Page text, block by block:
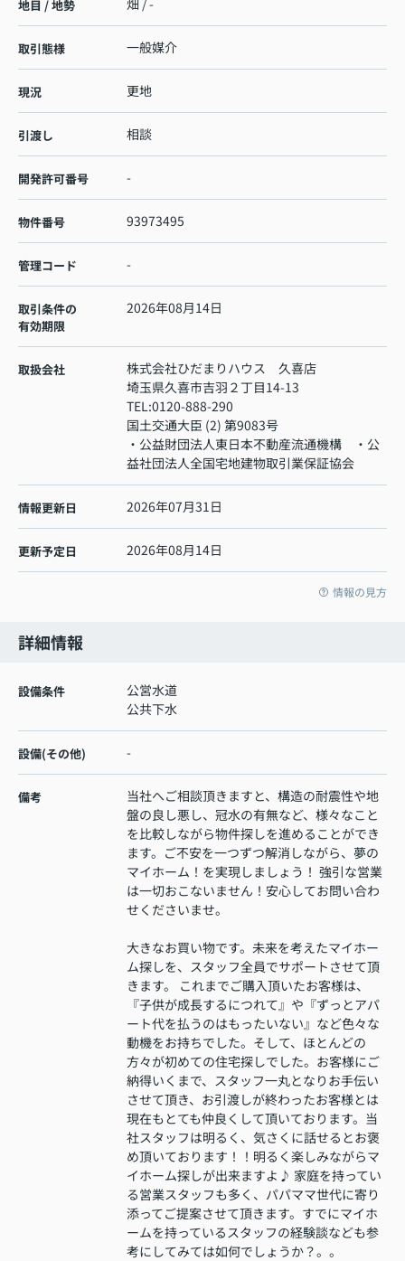
地目 / 地勢
取引態様 一般媒介
現況 更地
引渡し 相談
開発許可番号 -
物件番号 93973495
管理コード -
取引条件の
有効期限
2026年08月14日
取扱会社
株式会社ひだまりハウス 久喜店
埼玉県久喜市吉羽２丁目14-13
TEL:0120-888-290
国土交通大臣 (2) 第9083号
・公益財団法人東日本不動産流通機構 ・公
益社団法人全国宅地建物取引業保証協会
情報更新日 2026年07月31日
更新予定日 2026年08月14日
情報の見方
詳細情報
設備条件
公営水道
公共下水
設備(その他) -
備考
当社へご相談頂きますと、構造の耐震性や地
盤の良し悪し、冠水の有無など、様々なこと
を比較しながら物件探しを進めることができ
ます。ご不安を一つずつ解消しながら、夢の
マイホーム！を実現しましょう！ 強引な営業
は一切おこないません！安心してお問い合わ
せくださいませ。
大きなお買い物です。未来を考えたマイホー
ム探しを、スタッフ全員でサポートさせて頂
きます。 これまでご購入頂いたお客様は、
『子供が成長するにつれて』や『ずっとアパ
ート代を払うのはもったいない』など色々な
動機をお持ちでした。そして、ほとんどの
方々が初めての住宅探しでした。お客様にご
納得いくまで、スタッフ一丸となりお手伝い
させて頂き、お引渡しが終わったお客様とは
現在もとても仲良くして頂いております。当
社スタッフは明るく、気さくに話せるとお褒
め頂いております！！明るく楽しみながらマ
イホーム探しが出来ますよ♪ 家庭を持ってい
る営業スタッフも多く、パパママ世代に寄り
添ってご提案させて頂きます。すでにマイホ
ームを持っているスタッフの経験談なども参
考にしてみては如何でしょうか？。。